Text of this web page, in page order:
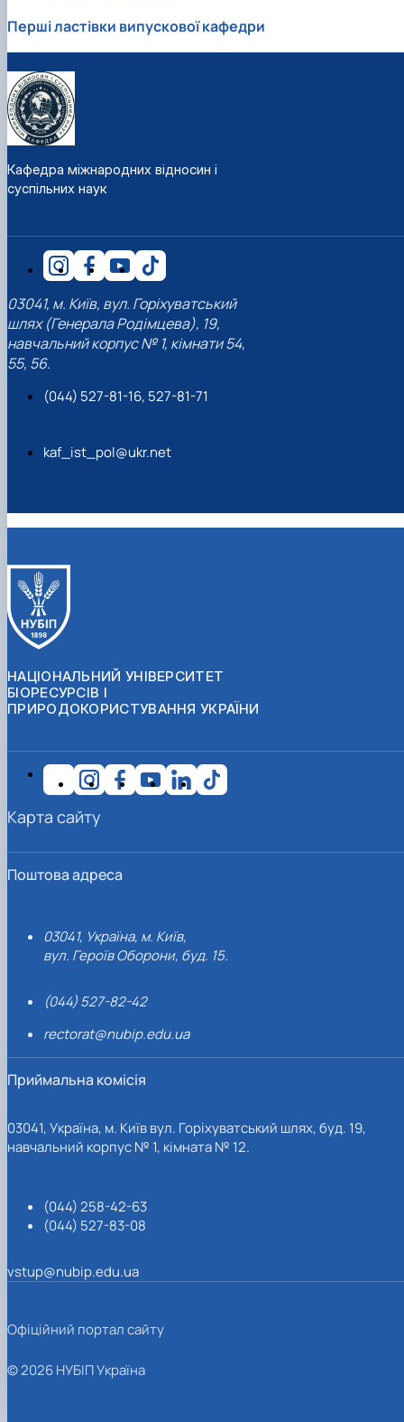
Перші ластівки випускової кафедри
Кафедра міжнародних відносин і
суспільних наук
03041, м. Київ, вул. Горіхуватський
шлях (Генерала Родімцева), 19,
навчальний корпус № 1, кімнати 54,
55, 56.
(044) 527-81-16, 527-81-71
kaf_ist_pol@ukr.net
НАЦІОНАЛЬНИЙ УНІВЕРСИТЕТ
БІОРЕСУРСІВ І
ПРИРОДОКОРИСТУВАННЯ УКРАЇНИ
Поштова адреса
03041, Україна, м. Київ,
вул. Героїв Оборони, буд. 15.
(044) 527-82-42
rectorat@nubip.edu.ua
Приймальна комісія
03041, Україна, м. Київ вул. Горіхуватський шлях, буд. 19,
навчальний корпус № 1, кімната № 12.
(044) 258-42-63
(044) 527-83-08
vstup@nubip.edu.ua
Карта сайту
Офіційний портал сайту
© 2026 НУБІП Україна